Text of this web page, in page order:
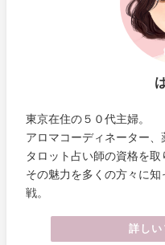
東京在住の５０代主婦。
アロマコーディネーター、
タロット占い師の資格を取
その魅力を多くの方々に
戦。
詳し